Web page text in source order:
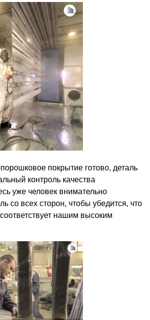
покрытие готово, деталь
контроль качества
уже человек внимательно
со всех сторон, чтобы убедится, что
нашим высоким